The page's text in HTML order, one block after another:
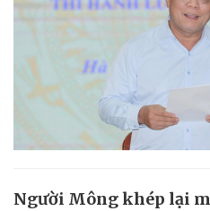
Người Mông khép lại